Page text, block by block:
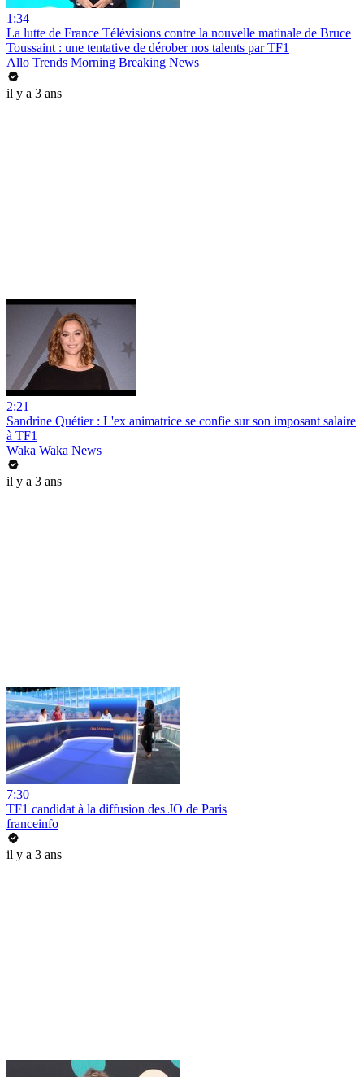
1:34
La lutte de France Télévisions contre la nouvelle matinale de Bruce
Toussaint : une tentative de dérober nos talents par TF1
Allo Trends Morning Breaking News
il y a 3 ans
2:21
Sandrine Quétier : L'ex animatrice se confie sur son imposant salaire
à TF1
Waka Waka News
il y a 3 ans
7:30
TF1 candidat à la diffusion des JO de Paris
franceinfo
il y a 3 ans